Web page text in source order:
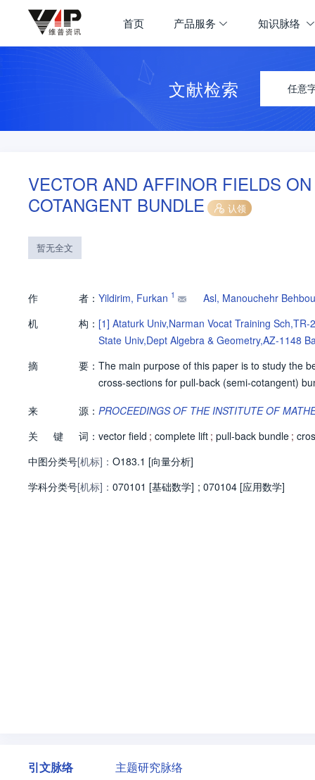
首页 产品服务 知识脉络
文献检索 任意
VECTOR AND AFFINOR FIELDS
COTANGENT BUNDLE
认领
暂无全文
作 者： Yildirim, Furkan 1
Asl, Manouchehr
机
构： [1] Ataturk Univ,Narman Vocat Training Sch,TR-
State Univ,Dept Algebra & Geometry,AZ-1148
摘
要： The main purpose of this paper is to study the
cross-sections for pull-back (semi-cotangent)
来
源： PROCEEDINGS OF THE INSTITUTE OF
关
键 词： vector field ; complete lift ; pull-back bundle ;
中图分类号[机标]： O183.1 [向量分析]
学科分类号[机标]： 070101 [基础数学] ; 070104 [应用数学]
引文脉络 主题研究脉络